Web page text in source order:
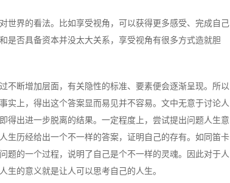
世界的看法。比如享受视角，可以获得更多感受、完成自己
是否具备资本并没太大关系，享受视角有很多方式造就胆
不断增加层面，有关隐性的标准、要素便会逐渐呈现。所以
实上，得出这个答案显而易见并不容易。文中无意于讨论人
得出进一步脱离的结果。一定程度上，尝试提出问题人生意
生历经给出一个不一样的答案，证明自己的存有。如同笛卡
题的一个过程，说明了自己是个不一样的灵魂。因此对于人
的意义就是让人可以思考自己的人生。